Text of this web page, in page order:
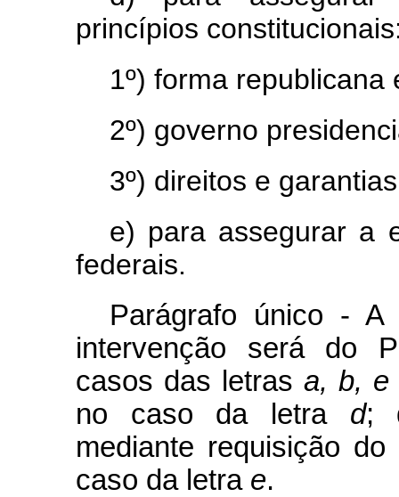
princípios
1º) forma
2º) governo
3º) direitos e
e) para assegurar a
federais.
Parágrafo único - A
intervenção será do
casos das letras a, b, e
no caso da letra d;
mediante requisição
caso da letra e.